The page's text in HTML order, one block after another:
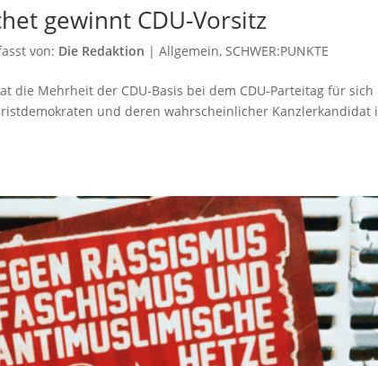
gewinnt CDU-Vorsitz
von: Die Redaktion |Allgemein,SCHWER:PUNKTE
die Mehrheit der CDU-Basis bei dem CDU-Parteitag für sich
und deren wahrscheinlicher Kanzlerkandidat